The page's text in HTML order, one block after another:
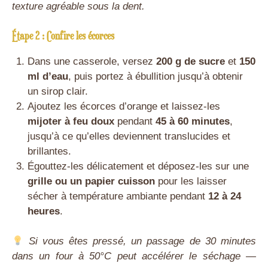
texture agréable sous la dent.
Étape 2 : Confire les écorces
Dans une casserole, versez 200 g de sucreet 150
ml d’eau, puis portez à ébullition jusqu’à obtenir
un sirop clair.
Ajoutez les écorces d’orange et laissez-les
mijoter à feu douxpendant 45 à 60 minutes,
jusqu’à ce qu’elles deviennent translucides et
brillantes.
Égouttez-les délicatement et déposez-les sur une
grille ou un papier cuissonpour les laisser
sécher à température ambiante pendant 12 à 24
heures.
Si vous êtes pressé, un passage de 30 minutes
dans un four à 50°C peut accélérer le séchage —